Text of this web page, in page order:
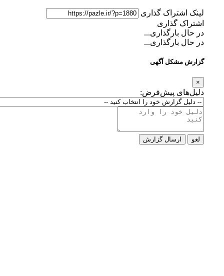
لینک اشتراک گذاری
اشتراک گذاری
در حال بارگذاری...
در حال بارگذاری...
گزارش مشکل آگهی
دلیل‌های پیش‌فرض:
ارسال گزارش